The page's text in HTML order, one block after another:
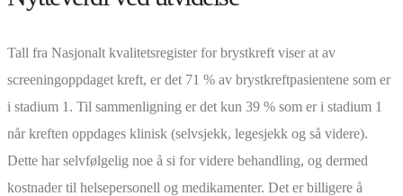
Tall fra Nasjonalt kvalitetsregister for brystkreft viser at av
screeningoppdaget kreft, er det 71 % av brystkreftpasientene som er
i stadium 1. Til sammenligning er det kun 39 % som er i stadium 1
når kreften oppdages klinisk (selvsjekk, legesjekk og så videre).
Dette har selvfølgelig noe å si for videre behandling, og dermed
kostnader til helsepersonell og medikamenter. Det er billigere å